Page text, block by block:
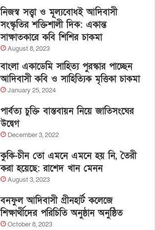
নিজস্ব সত্ত্বা ও মূল্যবোধই আদিবাসী
সংস্কৃতির শক্তিশালী দিক: একান্ত
সাক্ষাতকারে কবি শিশির চাকমা
August 8, 2023
বাংলা একাডেমি সাহিত্য পুরস্কার পাচ্ছেন
আদিবাসী কবি ও সাহিত্যিক মৃত্তিকা চাকমা
January 25, 2024
পার্বত্য চুক্তি বাস্তবায়ন নিয়ে জাতিসংঘের
উদ্বেগ
December 3, 2022
কুকি-চীন তো এমনে এমনে হয় নি, তৈরী
করা হয়েছে: রাশেদ খান মেনন
August 3, 2023
বনফুল আদিবাসী গ্রীনহার্ট কলেজে
শিক্ষার্থীদের পরিচিতি অনুষ্ঠান অনুষ্ঠিত
October 8, 2023